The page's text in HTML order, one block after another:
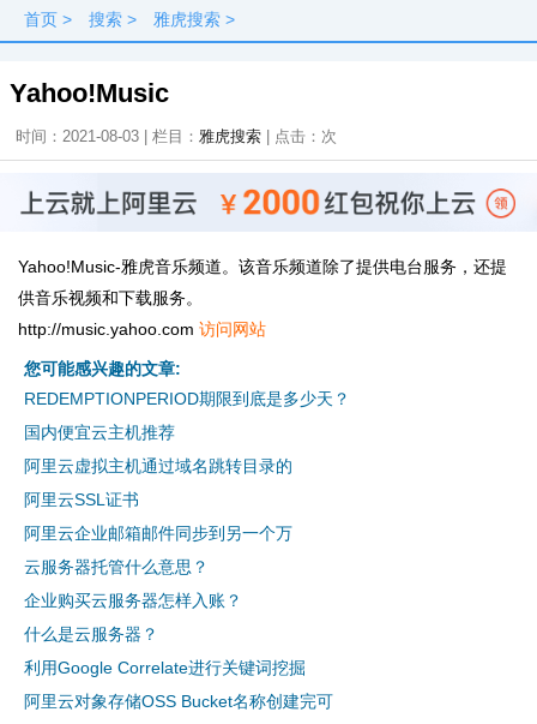
首页 > 搜索 > 雅虎搜索 >
Yahoo!Music
时间：2021-08-03 | 栏目： 雅虎搜索 | 点击： 次
Yahoo!Music-雅虎音乐频道。该音乐频道除了提供电台服务，还提
供音乐视频和下载服务。
http://music.yahoo.com 访问网站
您可能感兴趣的文章:
REDEMPTIONPERIOD期限到底是多少天？
国内便宜云主机推荐
阿里云虚拟主机通过域名跳转目录的
阿里云SSL证书
阿里云企业邮箱邮件同步到另一个万
云服务器托管什么意思？
企业购买云服务器怎样入账？
什么是云服务器？
利用Google Correlate进行关键词挖掘
阿里云对象存储OSS Bucket名称创建完可